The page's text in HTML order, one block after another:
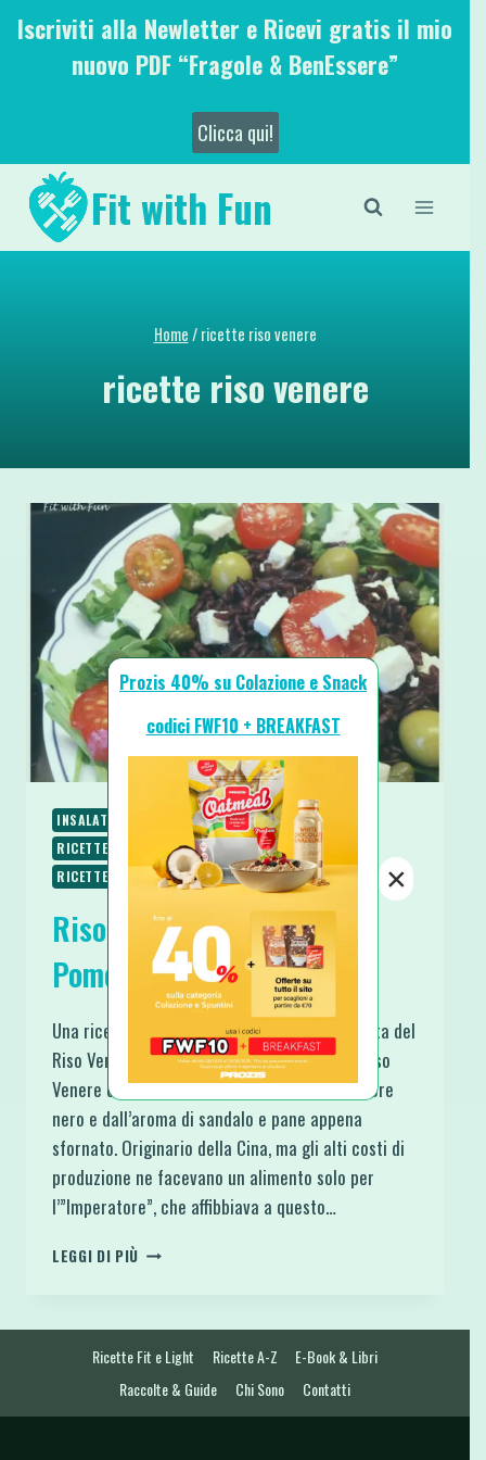
SaltaIscriviti alla Newletter e Ricevi gratis il mio
nuovo PDF “Fragole & BenEssere”
Clicca qui!
Fit with Fun
Home/ ricette riso venere
ricette riso venere
INSALATE PIATTI UNICI PIATTI VELOCI
RICETTE
RICETTE SENZA GLUTINE
RICETTE VEGETARIANE
Riso Venere con Feta
Pomodorini e Olive
Una ricetta davvero semplice e squisita questa del
Riso Venere con Feta Pomodorini e Olive. Il Riso
Venere è un riso che nasce integrale, dal colore
nero e dall’aroma di sandalo e pane appena
sfornato. Originario della Cina, ma gli alti costi di
produzione ne facevano un alimento solo per
l’”Imperatore”, che affibbiava a questo…
LEGGI DI PIÙ RISO
E
OLIVE
Ricette Fit e Light Ricette A-Z
E-Book & Libri
Raccolte & Guide
Chi Sono Contatti
Prozis 40% su Colazione e Snack
codici FWF10 + BREAKFAST
×